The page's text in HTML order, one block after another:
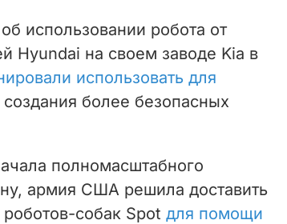
использовании робота от
Hyundai на своем заводе Kia в
использовать для
создания более безопасных
полномасштабного
армия США решила доставить
собак Spot для помощи